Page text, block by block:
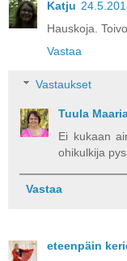
Katju
Hauskoja.
Vastaa
Vastaukset
Tuula
Ei kukaan
ohikulkija
Vastaa
eteenpäin